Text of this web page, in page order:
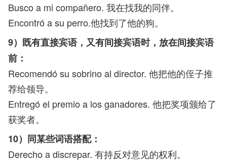
Busco a mi compañero. 我在找我的同伴。
Encontró a su perro.他找到了他的狗。
9）既有直接宾语，又有间接宾语时，放在间接宾语
前：
Recomendó su sobrino al director. 他把他的侄子推
荐给领导。
Entregó el premio a los ganadores. 他把奖项颁给了
获奖者。
10）同某些词语搭配：
Derecho a discrepar. 有持反对意见的权利。